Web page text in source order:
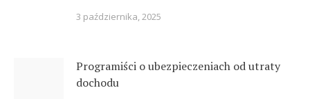
3 października, 2025
Programiści o ubezpieczeniach od utraty
dochodu